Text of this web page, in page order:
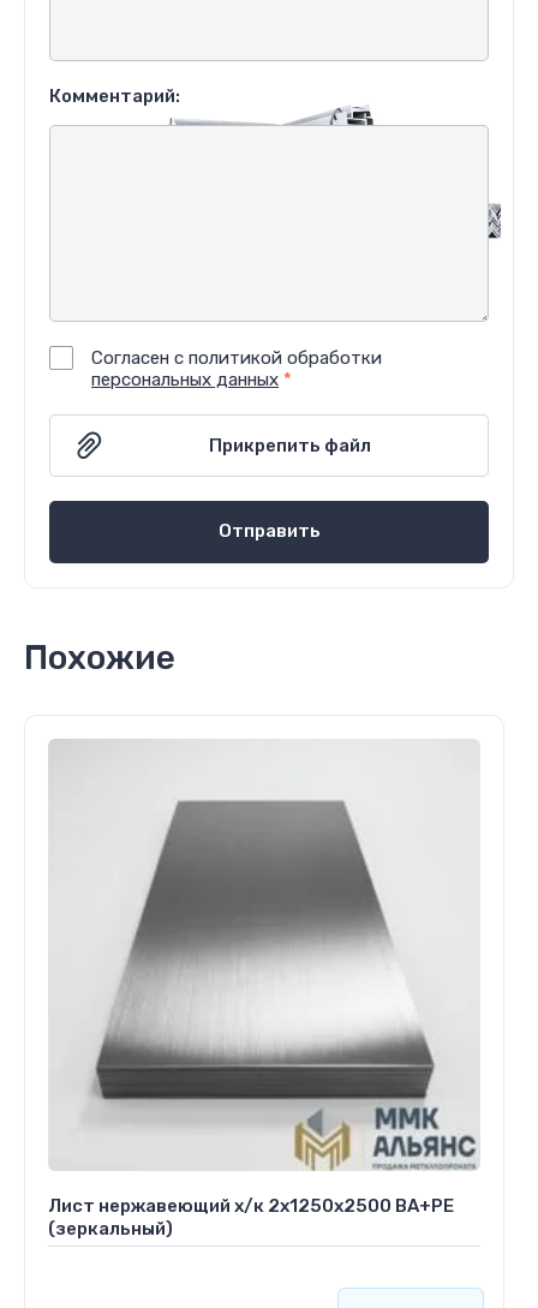
Комментарий:
Согласен с политикой обработки
персональных данных *
Отправить
Похожие
Лист нержавеющий х/к 2х1250х2500 BA+PE
(зеркальный)